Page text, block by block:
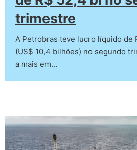
trimestre
A Petrobras teve lucro líquido de
(US$ 10,4 bilhões) no segundo
a mais em…